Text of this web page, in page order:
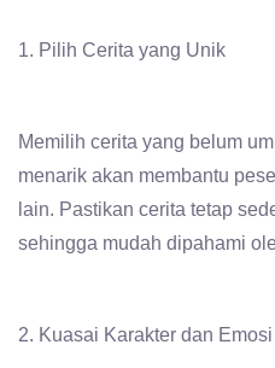
1. Pilih Cerita yang Unik
Memilih cerita yang belum
menarik akan membantu
lain. Pastikan cerita tetap
sehingga mudah dipahami
2. Kuasai Karakter dan Emosi